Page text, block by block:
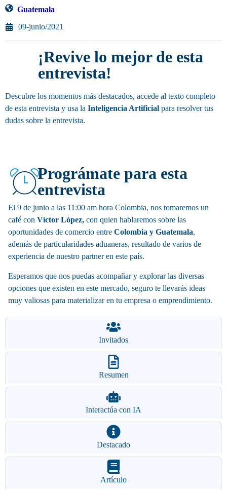
Guatemala
09-junio/2021
¡Revive lo mejor de esta
entrevista!
Descubre los momentos más destacados, accede al texto completo
de esta entrevista y usa la Inteligencia Artificial para resolver tus
dudas sobre la entrevista.
Invitados
Resumen
Interactúa con IA
Destacado
Artículo
Prográmate para esta
entrevista
El 9 de junio a las 11:00 am hora Colombia, nos tomaremos un
café con Víctor López, con quien hablaremos sobre las
oportunidades de comercio entre Colombia y Guatemala,
además de particularidades aduaneras, resultado de varios de
experiencia de nuestro partner en este país.
Esperamos que nos puedas acompañar y explorar las diversas
opciones que existen en este mercado, seguro te llevarás ideas
muy valiosas para materializar en tu empresa o emprendimiento.